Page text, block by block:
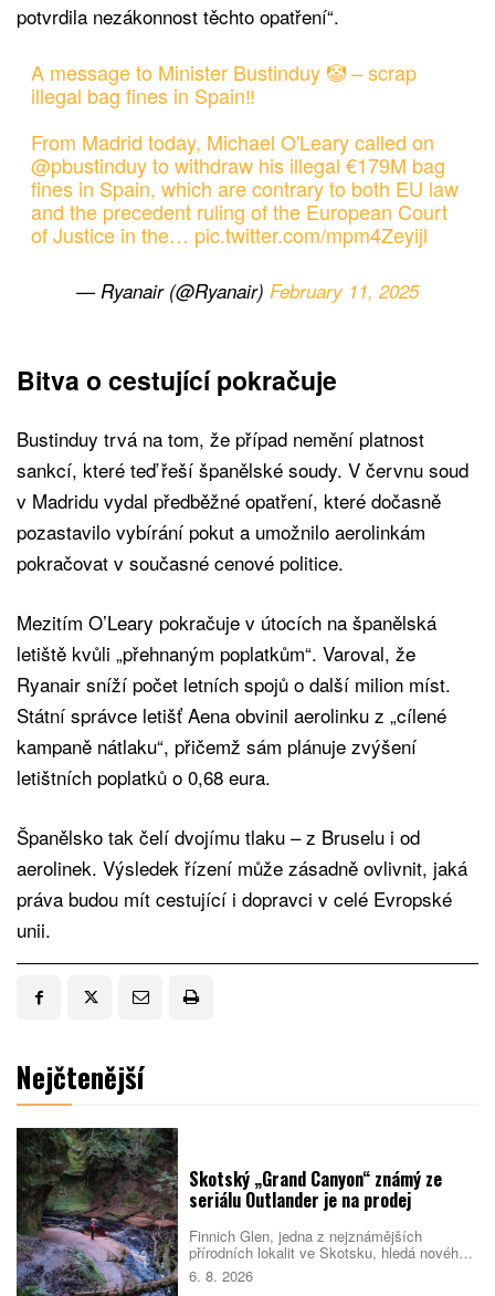
potvrdila nezákonnost těchto opatření“.
A message to Minister Bustinduy 🤡 – scrap
illegal bag fines in Spain‼️
From Madrid today, Michael O'Leary called on
@pbustinduyto withdraw his illegal €179M bag
fines in Spain, which are contrary to both EU law
and the precedent ruling of the European Court
of Justice in the… pic.twitter.com/mpm4Zeyijl
— Ryanair (@Ryanair) February 11, 2025
Bitva o cestující pokračuje
Bustinduy trvá na tom, že případ nemění platnost
sankcí, které teď řeší španělské soudy. V červnu soud
v Madridu vydal předběžné opatření, které dočasně
pozastavilo vybírání pokut a umožnilo aerolinkám
pokračovat v současné cenové politice.
Mezitím O’Leary pokračuje v útocích na španělská
letiště kvůli „přehnaným poplatkům“. Varoval, že
Ryanair sníží počet letních spojů o další milion míst.
Státní správce letišť Aena obvinil aerolinku z „cílené
kampaně nátlaku“, přičemž sám plánuje zvýšení
letištních poplatků o 0,68 eura.
Španělsko tak čelí dvojímu tlaku – z Bruselu i od
aerolinek. Výsledek řízení může zásadně ovlivnit, jaká
práva budou mít cestující i dopravci v celé Evropské
unii.
Nejčtenější
Skotský „Grand Canyon“ známý ze
seriálu Outlander je na prodej
Finnich Glen, jedna z nejznámějších
přírodních lokalit ve Skotsku, hledá nového
majitele. Soutěsku proslavil seriál Outlander,
ale objevila se i v dalších filmech a
6. 8. 2026